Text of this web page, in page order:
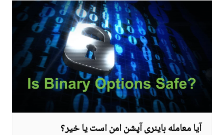
آیا معامله باینری آپشن امن است یا خیر؟